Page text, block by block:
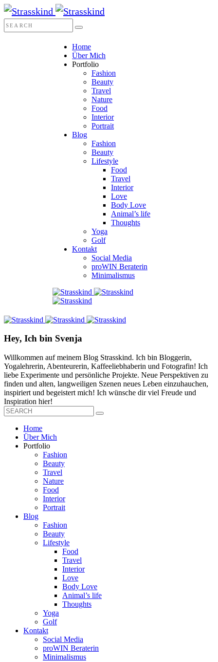
Home
Über Mich
Portfolio
Fashion
Beauty
Travel
Nature
Food
Interior
Portrait
Blog
Fashion
Beauty
Lifestyle
Food
Travel
Interior
Love
Body Love
Animal’s life
Thoughts
Yoga
Golf
Kontakt
Social Media
proWIN Beraterin
Minimalismus
Hey, Ich bin Svenja
Willkommen auf meinem Blog Strasskind. Ich bin Bloggerin,
Yogalehrerin, Abenteurerin, Kaffeeliebhaberin und Fotografin! Ich
liebe Experimente und persönliche Projekte. Neue Perspektiven zu
finden und alten, langweiligen Szenen neues Leben einzuhauchen,
inspiriert und begeistert mich! Ich wünsche dir viel Freude und
Inspiration hier!
Home
Über Mich
Portfolio
Fashion
Beauty
Travel
Nature
Food
Interior
Portrait
Blog
Fashion
Beauty
Lifestyle
Food
Travel
Interior
Love
Body Love
Animal’s life
Thoughts
Yoga
Golf
Kontakt
Social Media
proWIN Beraterin
Minimalismus